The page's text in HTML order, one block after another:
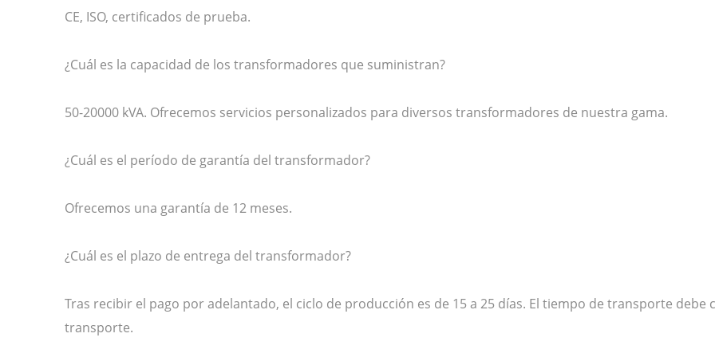
CE, ISO, certificados de prueba.
¿Cuál es la capacidad de los transformadores que suministran?
50-20000 kVA. Ofrecemos servicios personalizados para diversos transformadores de nuestra gama.
¿Cuál es el período de garantía del transformador?
Ofrecemos una garantía de 12 meses.
¿Cuál es el plazo de entrega del transformador?
Tras recibir el pago por adelantado, el ciclo de producción es de 15 a 25 días. El tiempo de transporte debe
transporte.